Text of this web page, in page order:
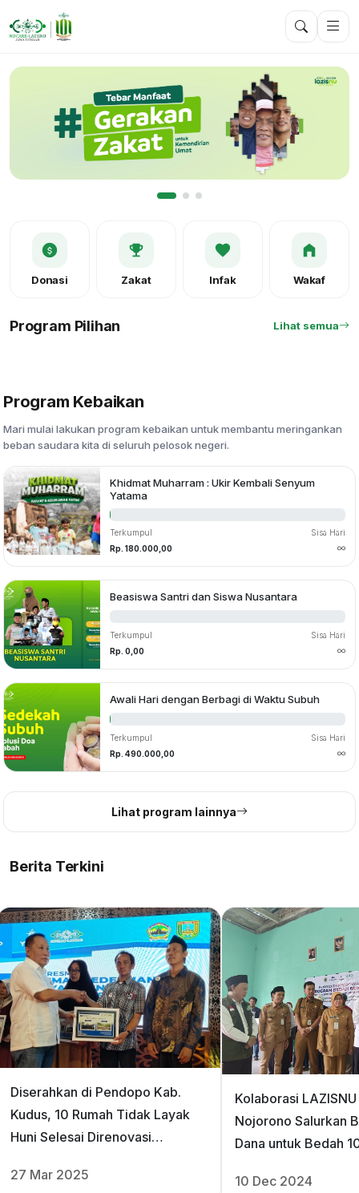
Donasi Zakat Infak Wakaf
Program Pilihan Lihat semua
Program Kebaikan
Mari mulai lakukan program kebaikan untuk membantu meringankan
beban saudara kita di seluruh pelosok negeri.
Khidmat Muharram : Ukir Kembali Senyum
Yatama
Terkumpul
Rp. 180.000,00
Sisa Hari
Beasiswa Santri dan Siswa Nusantara
Terkumpul
Rp. 0,00
Sisa Hari
Awali Hari dengan Berbagi di Waktu Subuh
Terkumpul
Rp. 490.000,00
Sisa Hari
Lihat program lainnya
Berita Terkini
Tangani Banjir di Kabupaten Kendal
Diserahkan di Pendopo Kab.
Kudus, 10 Rumah Tidak Layak
Huni Selesai Direnovasi
27 Mar 2025
Kolaborasi
Nojorono Salurkan
Dana untuk Bedah
10 Dec 2024